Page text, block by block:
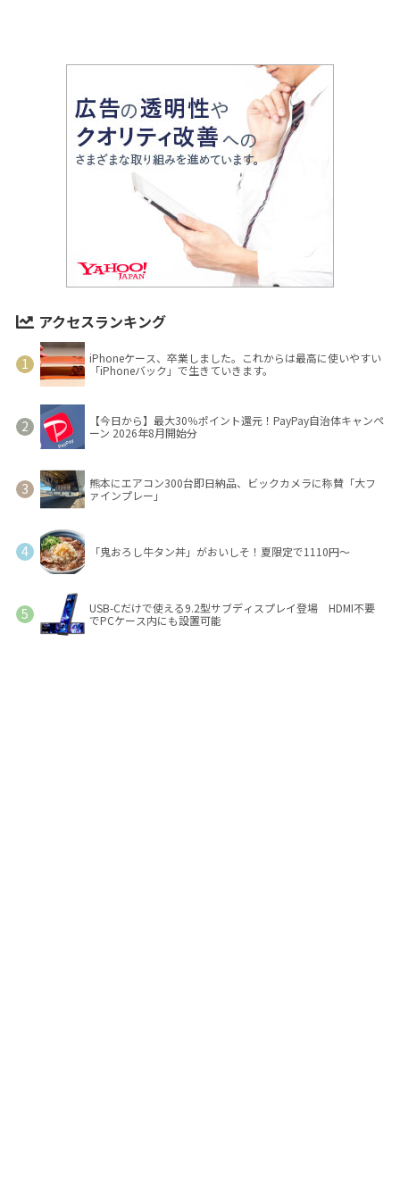
アクセスランキング
iPhoneケース、卒業しました。これからは最高に使いやすい
「iPhoneバック」で生きていきます。
【今日から】最大30％ポイント還元！PayPay自治体キャンペ
ーン 2026年8月開始分
熊本にエアコン300台即日納品、ビックカメラに称賛「大フ
ァインプレー」
「鬼おろし牛タン丼」がおいしそ！夏限定で1110円～
USB-Cだけで使える9.2型サブディスプレイ登場 HDMI不要
でPCケース内にも設置可能